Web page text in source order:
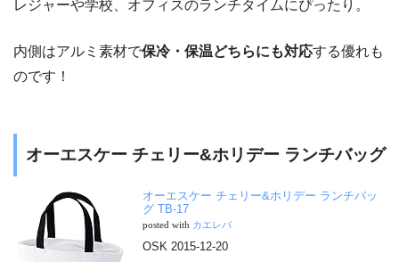
レジャーや学校、オフィスのランチタイムにぴったり。
内側はアルミ素材で保冷・保温どちらにも対応する優れも
のです！
オーエスケー チェリー&ホリデー ランチバッグ
オーエスケー チェリー&ホリデー ランチバッ
グ TB-17
posted with カエレバ
OSK 2015-12-20